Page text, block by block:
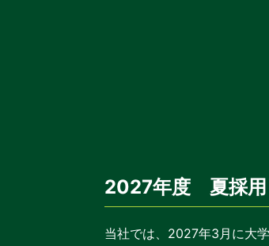
2027年度 夏採用
当社では、2027年3月に大